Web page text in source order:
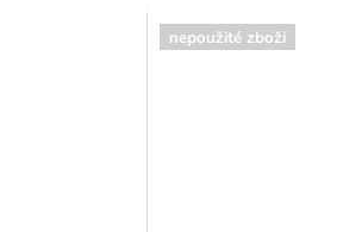
nepoužité zboží